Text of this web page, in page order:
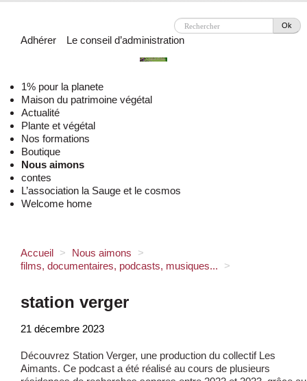
Ok
Adhérer Le conseil d’administration
1% pour la planete
Maison du patrimoine végétal
Actualité
Plante et végétal
Nos formations
Boutique
Nous aimons
contes
L’association la Sauge et le cosmos
Welcome home
Accueil > Nous aimons
>
films, documentaires, podcasts, musiques...
>
station verger
21 décembre 2023
Découvrez Station Verger, une production du collectif Les
Aimants. Ce podcast a été réalisé au cours de plusieurs